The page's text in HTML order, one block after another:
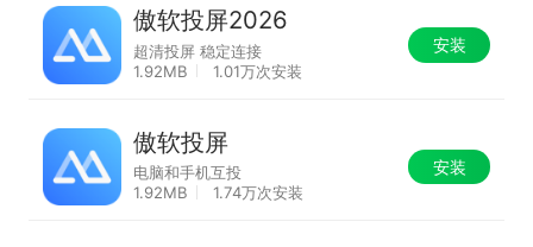
傲软投屏2026
超清投屏 稳定连接
1.92MB
1.01万次安装
安装
傲软投屏
电脑和手机互投
1.92MB
1.74万次安装
安装